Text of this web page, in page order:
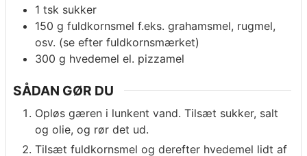
1 tsk sukker
150 g fuldkornsmel f.eks. grahamsmel, rugmel,
osv. (se efter fuldkornsmærket)
300 g hvedemel el. pizzamel
SÅDAN GØR DU
Opløs gæren i lunkent vand. Tilsæt sukker, salt
og olie, og rør det ud.
Tilsæt fuldkornsmel og derefter hvedemel lidt af